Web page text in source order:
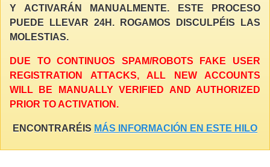
Y ACTIVARÁN MANUALMENTE. ESTE PROCESO
PUEDE LLEVAR 24H. ROGAMOS DISCULPÉIS LAS
MOLESTIAS.
DUE TO CONTINUOS SPAM/ROBOTS FAKE USER
REGISTRATION ATTACKS, ALL NEW ACCOUNTS
WILL BE MANUALLY VERIFIED AND AUTHORIZED
PRIOR TO ACTIVATION.
ENCONTRARÉIS MÁS INFORMACIÓN EN ESTE HILO